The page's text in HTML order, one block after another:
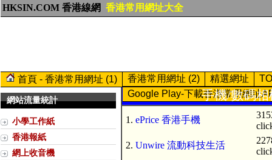
HKSIN.COM 香港線網 香港常用網址大全
首頁 - 香港常用網址 (1) 香港常用網址 (2) 精選網址
Google Play-下載香港常用網址
網站流量統計
小學工作紙
香港報紙
網上收音機
手機/數碼相
1. ePrice 香港手機
2. Unwire 流動科技生活